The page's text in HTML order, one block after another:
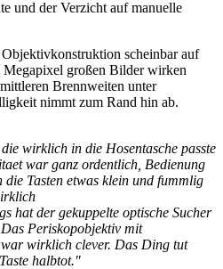
und der Verzicht auf manuelle
scheinbar auf
großen Bilder wirken
Brennweiten unter
nimmt zum Rand hin ab.
wirklich in die Hosentasche passte
war ganz ordentlich, Bedienung
Tasten etwas klein und fummlig
hat der gekuppelte optische Sucher
Periskopobjektiv mit
wirklich clever. Das Ding tut
halbtot."